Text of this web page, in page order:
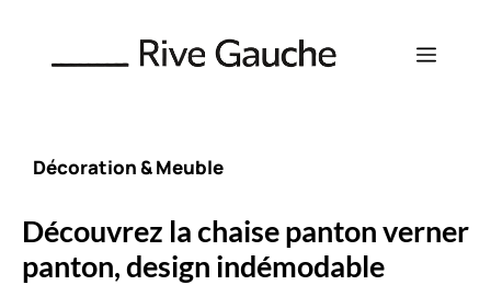
contenu
Menu
Décoration & Meuble
Découvrez la chaise panton verner
panton, design indémodable